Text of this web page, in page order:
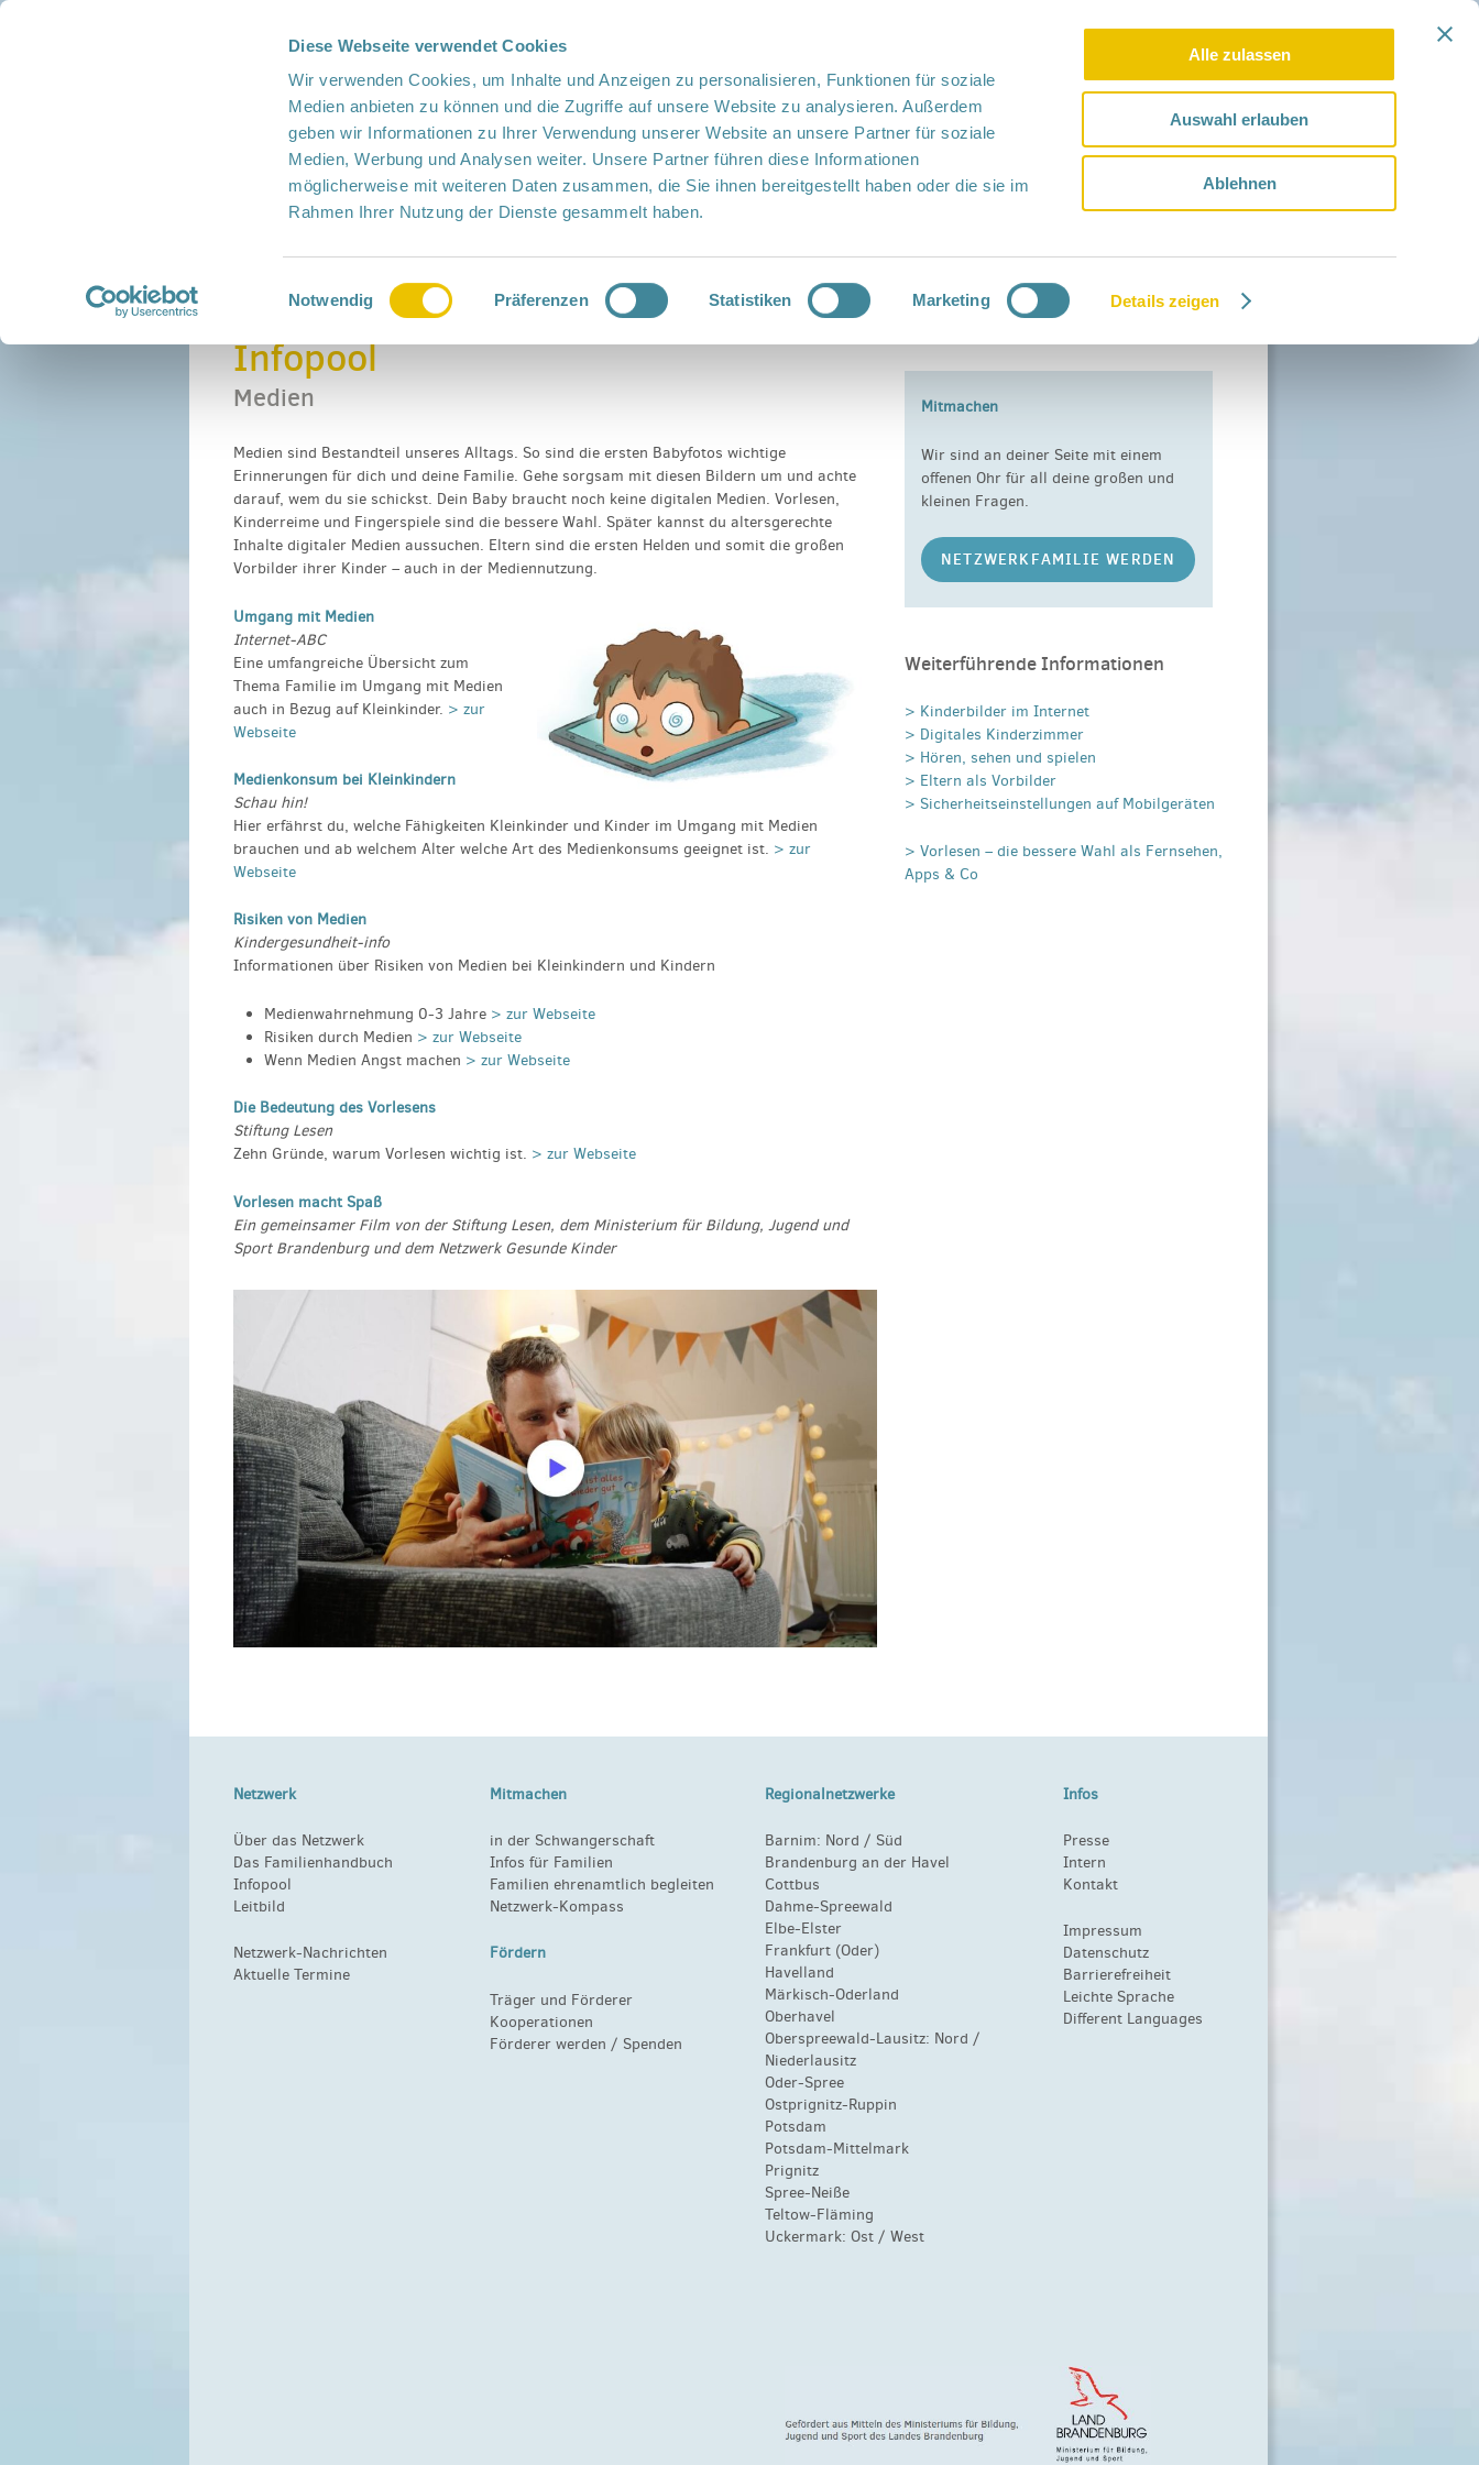
Diese Webseite verwendet Cookies
Wir verwenden Cookies, um Inhalte und Anzeigen zu personalisieren, Funktionen für soziale
Medien anbieten zu können und die Zugriffe auf unsere Website zu analysieren. Außerdem
geben wir Informationen zu Ihrer Verwendung unserer Website an unsere Partner für soziale
Medien, Werbung und Analysen weiter. Unsere Partner führen diese Informationen
möglicherweise mit weiteren Daten zusammen, die Sie ihnen bereitgestellt haben oder die sie im
Rahmen Ihrer Nutzung der Dienste gesammelt haben.
Einwilligungsauswahl
Notwendig Präferenzen Statistiken Marketing Details zeigen
Alle zulassen
Auswahl erlauben
Ablehnen
Intern Netzwerk-Kompass Leichte Sprache
Termine
Infopool
Medien
Medien sind Bestandteil unseres Alltags. So sind die ersten Babyfotos wichtige
Erinnerungen für dich und deine Familie. Gehe sorgsam mit diesen Bildern um und achte
darauf, wem du sie schickst. Dein Baby braucht noch keine digitalen Medien. Vorlesen,
Kinderreime und Fingerspiele sind die bessere Wahl. Später kannst du altersgerechte
Inhalte digitaler Medien aussuchen. Eltern sind die ersten Helden und somit die großen
Vorbilder ihrer Kinder – auch in der Mediennutzung.
Umgang mit Medien
Internet-ABC
Eine umfangreiche Übersicht zum
Thema Familie im Umgang mit Medien
auch in Bezug auf Kleinkinder. > zur
Webseite
Medienkonsum bei Kleinkindern
Schau hin!
Hier erfährst du, welche Fähigkeiten Kleinkinder und Kinder im Umgang mit Medien
brauchen und ab welchem Alter welche Art des Medienkonsums geeignet ist. > zur
Webseite
Risiken von Medien
Kindergesundheit-info
Informationen über Risiken von Medien bei Kleinkindern und Kindern
Medienwahrnehmung 0-3 Jahre > zur Webseite
Risiken durch Medien > zur Webseite
Wenn Medien Angst machen > zur Webseite
Die Bedeutung des Vorlesens
Stiftung Lesen
Zehn Gründe, warum Vorlesen wichtig ist. > zur Webseite
Vorlesen macht Spaß
Ein gemeinsamer Film von der Stiftung Lesen, dem Ministerium für Bildung, Jugend und
Sport Brandenburg und dem Netzwerk Gesunde Kinder
Mitmachen
Wir sind an deiner Seite mit einem
offenen Ohr für all deine großen und
kleinen Fragen.
NETZWERKFAMILIE WERDEN
Weiterführende Informationen
> Kinderbilder im Internet
> Digitales Kinderzimmer
> Hören, sehen und spielen
> Eltern als Vorbilder
> Sicherheitseinstellungen auf Mobilgeräten
> Vorlesen – die bessere Wahl als Fernsehen,
Apps & Co
Netzwerk
Über das Netzwerk
Das Familienhandbuch
Infopool
Leitbild
Netzwerk-Nachrichten
Aktuelle Termine
Mitmachen
in der Schwangerschaft
Infos für Familien
Familien ehrenamtlich begleiten
Netzwerk-Kompass
Fördern
Träger und Förderer
Kooperationen
Förderer werden / Spenden
Regionalnetzwerke
Barnim: Nord / Süd
Brandenburg an der Havel
Cottbus
Dahme-Spreewald
Elbe-Elster
Frankfurt (Oder)
Havelland
Märkisch-Oderland
Oberhavel
Oberspreewald-Lausitz: Nord /
Niederlausitz
Oder-Spree
Ostprignitz-Ruppin
Potsdam
Potsdam-Mittelmark
Prignitz
Spree-Neiße
Teltow-Fläming
Uckermark:Ost /West
Infos
Presse
Intern
Kontakt
Impressum
Datenschutz
Barrierefreiheit
Leichte Sprache
Different Languages